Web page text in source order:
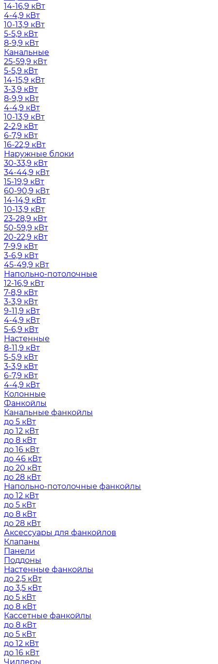
14-16,9 кВт
4-4,9 кВт
10-13,9 кВт
5-5,9 кВт
8-9,9 кВт
Канальные
25-59,9 кВт
5-5,9 кВт
14-15,9 кВт
3-3,9 кВт
8-9,9 кВт
4-4,9 кВт
10-13,9 кВт
2-2,9 кВт
6-7,9 кВт
16-22,9 кВт
Наружные блоки
30-33,9 кВт
34-44,9 кВт
15-19,9 кВт
60-90,9 кВт
14-14,9 кВт
10-13,9 кВт
23-28,9 кВт
50-59,9 кВт
20-22,9 кВт
7-9,9 кВт
3-6,9 кВт
45-49,9 кВт
Напольно-потолочные
12-16,9 кВт
7-8,9 кВт
3-3,9 кВт
9-11,9 кВт
4-4,9 кВт
5-6,9 кВт
Настенные
8-11,9 кВт
5-5,9 кВт
3-3,9 кВт
6-7,9 кВт
4-4,9 кВт
Колонные
Фанкойлы
Канальные фанкойлы
до 5 кВт
до 12 кВт
до 8 кВт
до 16 кВт
до 46 кВт
до 20 кВт
до 28 кВт
Напольно-потолочные фанкойлы
до 12 кВт
до 5 кВт
до 8 кВт
до 28 кВт
Аксессуары для фанкойлов
Клапаны
Панели
Поддоны
Настенные фанкойлы
до 2,5 кВт
до 3,5 кВт
до 5 кВт
до 8 кВт
Кассетные фанкойлы
до 8 кВт
до 5 кВт
до 12 кВт
до 16 кВт
Чиллеры